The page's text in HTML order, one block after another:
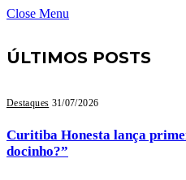
Close Menu
ÚLTIMOS POSTS
Destaques 31/07/2026
Curitiba Honesta lança
docinho?”